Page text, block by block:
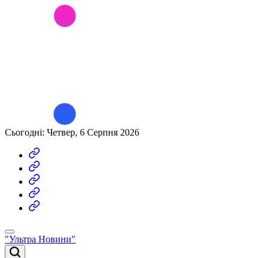
Сьогодні: Четвер, 6 Серпня 2026
Економіка
Політика
Новини
Світу
Кримінал
Війна
"Ультра Новини"